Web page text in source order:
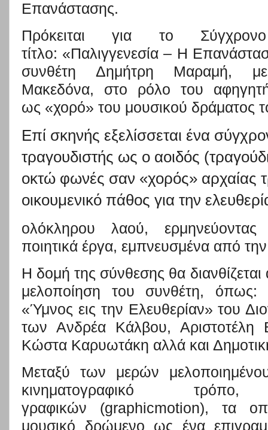
Επανάστασης.
Πρόκειται για το
τίτλο: «Παλιγγενεσία – Η
συνθέτηΔημήτρη Μαραμή,
Μακεδόνα, στο ρόλο του
ως «χορό» του μουσικού δράματος
Επί σκηνής εξελίσσεται ένα
τραγουδιστής ως ο αοιδός
οκτώ φωνές σαν «χορός» αρχαίας
οικουμενικό πάθος για την
ολόκληρου λαού, ερμηνεύοντας
ποιητικά έργα, εμπνευσμένα από
Η δομή της σύνθεσης θα
μελοποίηση του συνθέτη,
«Ύμνος εις την Ελευθερίαν» του
των Ανδρέα Κάλβου, Αριστοτέλη
Κώστα Καρυωτάκη αλλά και
Μεταξύ των μερών
κινηματογραφικό
γραφικών (graphicmotion), τα
μουσικό δρώμενο ως ένα